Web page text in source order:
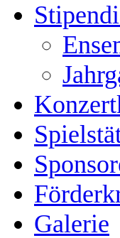
Galerie